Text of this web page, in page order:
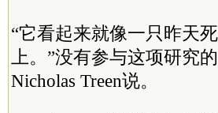
“它看起来就像一只昨天
上。”没有参与这项研究
Nicholas Treen说。